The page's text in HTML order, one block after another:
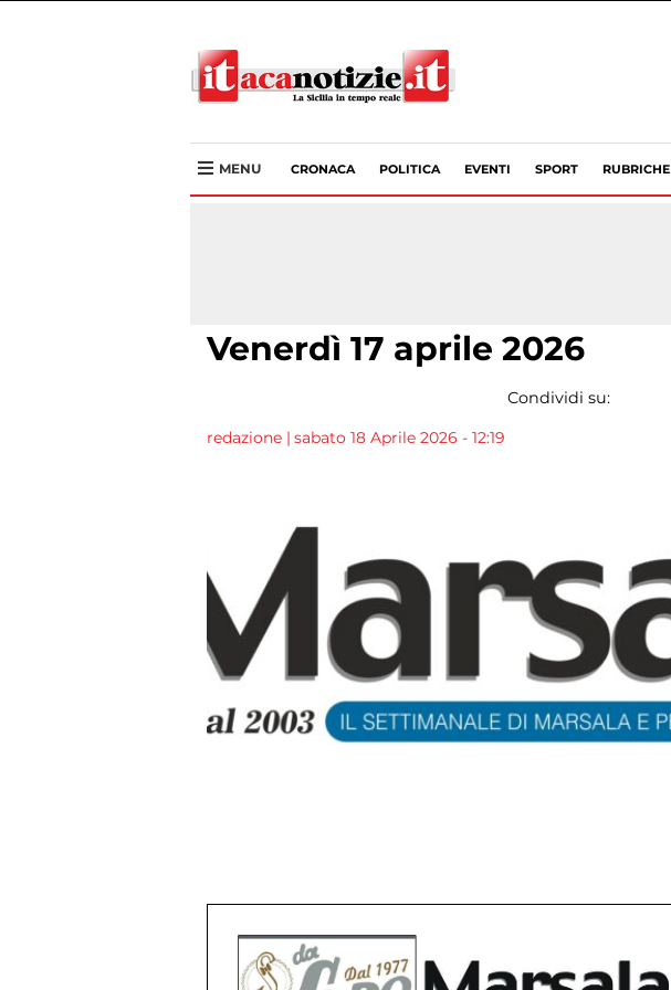
MENU CRONACA POLITICA EVENTI SPORT RUBRICHE
Venerdì 17 aprile 2026
Condividi su:
redazione | sabato 18 Aprile 2026 - 12:19